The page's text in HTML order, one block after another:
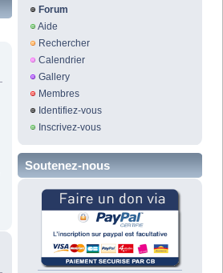
Forum
Aide
Rechercher
Calendrier
Gallery
Membres
Identifiez-vous
Inscrivez-vous
Soutenez-nous